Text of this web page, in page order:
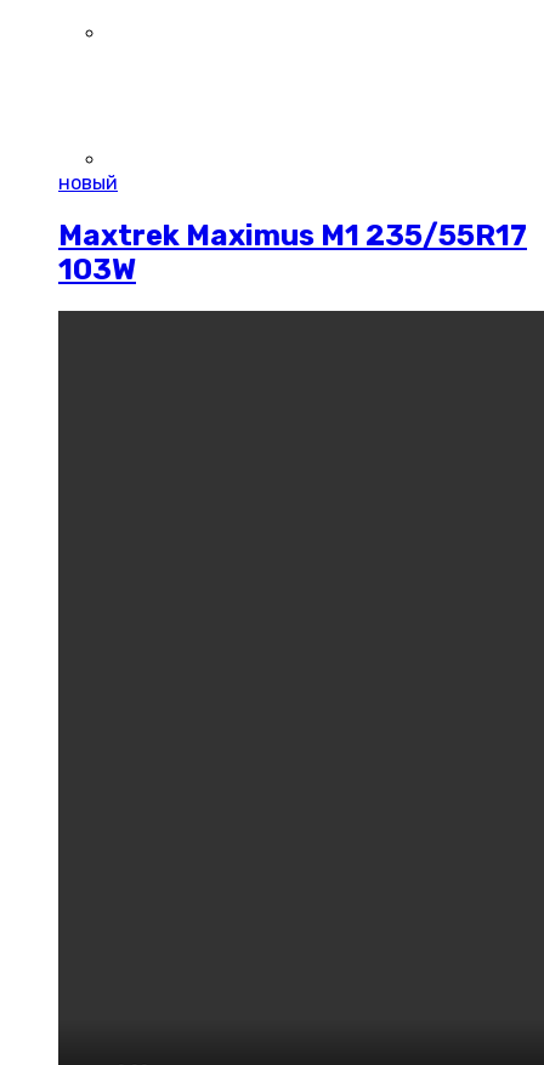
новый
Maxtrek Maximus M1 235/55R17
103W